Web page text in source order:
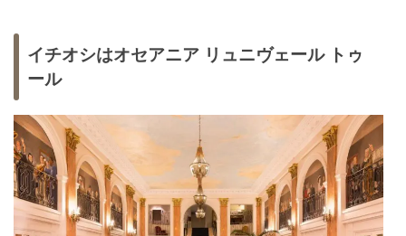
イチオシはオセアニア リュニヴェール トゥ
ール